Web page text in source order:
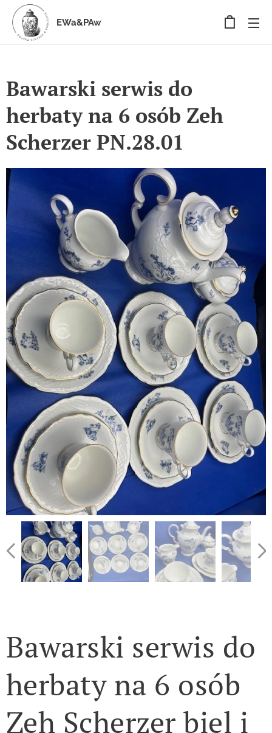
EWa&PAw
Bawarski serwis do
herbaty na 6 osób Zeh
Scherzer PN.28.01
Bawarski serwis do
herbaty na 6 osób
Zeh Scherzer biel i